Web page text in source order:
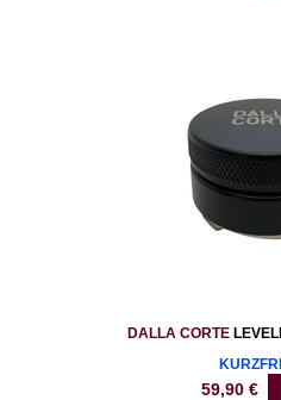
DALLA CORTE
59,90 €